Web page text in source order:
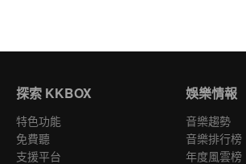
探索 KKBOX
特色功能
免費聽
支援平台
娛樂情報
音樂趨勢
音樂排行榜
年度風雲榜